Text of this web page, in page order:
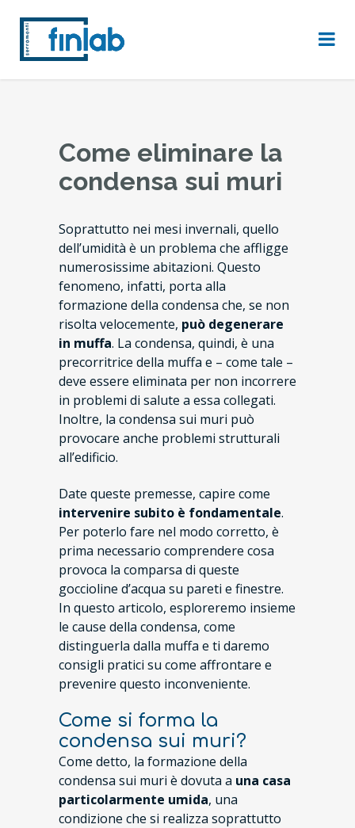
Come eliminare la
condensa sui muri
Soprattutto nei mesi invernali, quello
dell’umidità è un problema che affligge
numerosissime abitazioni. Questo
fenomeno, infatti, porta alla
formazione della condensa che, se non
risolta velocemente, può degenerare
in muffa. La condensa, quindi, è una
precorritrice della muffa e – come tale –
deve essere eliminata per non incorrere
in problemi di salute a essa collegati.
Inoltre, la condensa sui muri può
provocare anche problemi strutturali
all’edificio.
Date queste premesse, capire come
intervenire subito è fondamentale.
Per poterlo fare nel modo corretto, è
prima necessario comprendere cosa
provoca la comparsa di queste
goccioline d’acqua su pareti e finestre.
In questo articolo, esploreremo insieme
le cause della condensa, come
distinguerla dalla muffa e ti daremo
consigli pratici su come affrontare e
prevenire questo inconveniente.
Come si forma la
condensa sui muri?
Come detto, la formazione della
condensa sui muri è dovuta a una casa
particolarmente umida, una
condizione che si realizza soprattutto